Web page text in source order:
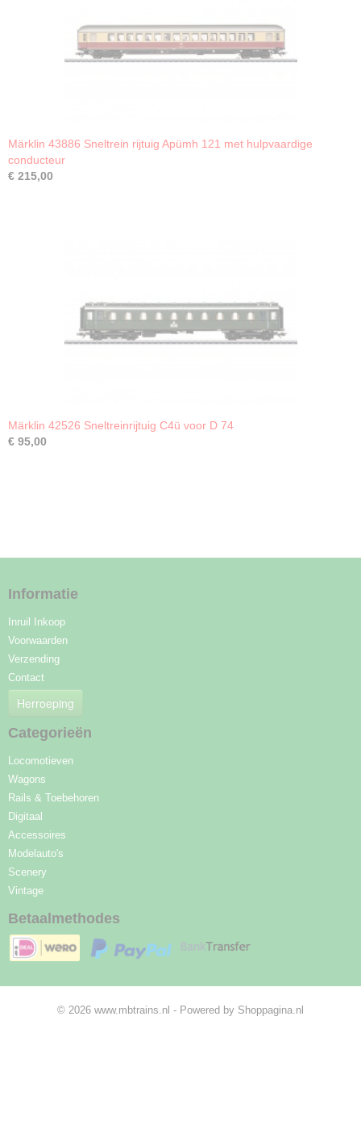
Märklin 43886 Sneltrein rijtuig Apümh 121 met hulpvaardige
conducteur
€ 215,00
Märklin 42526 Sneltreinrijtuig C4ü voor D 74
€ 95,00
Informatie
Inruil Inkoop
Voorwaarden
Verzending
Contact
Herroeping
Categorieën
Locomotieven
Wagons
Rails & Toebehoren
Digitaal
Accessoires
Modelauto's
Scenery
Vintage
Betaalmethodes
© 2026 www.mbtrains.nl - Powered by Shoppagina.nl